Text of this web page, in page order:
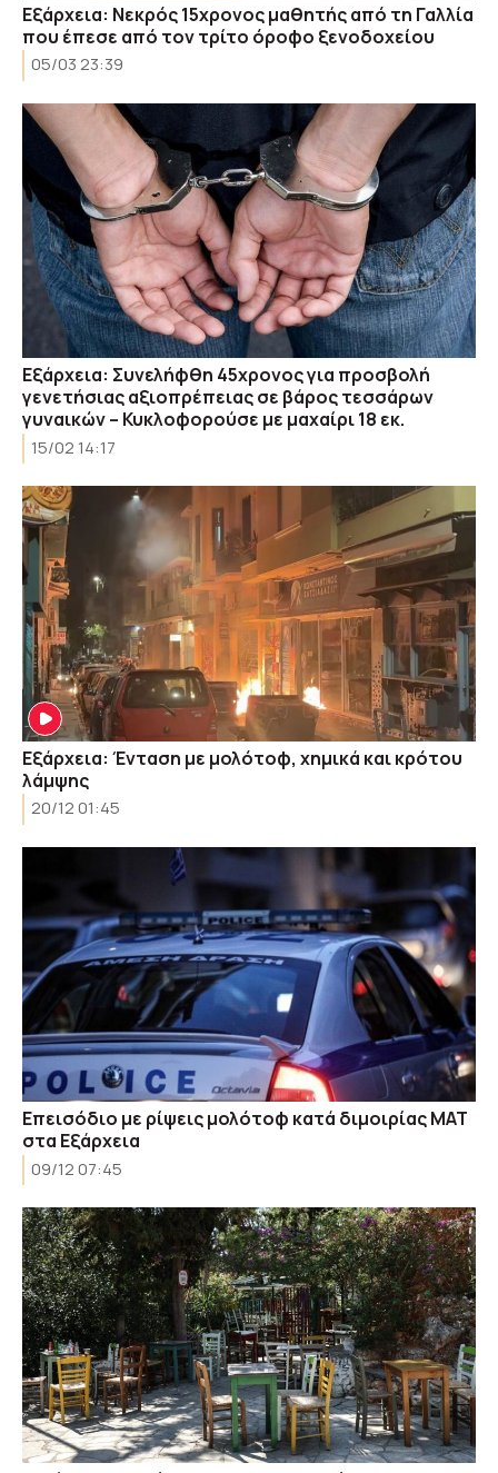
Εξάρχεια: Νεκρός 15χρονος μαθητής από τη Γαλλία
που έπεσε από τον τρίτο όροφο ξενοδοχείου
05/03 23:39
Eξάρχεια: Συνελήφθη 45χρονος για προσβολή
γενετήσιας αξιοπρέπειας σε βάρος τεσσάρων
γυναικών – Κυκλοφορούσε με μαχαίρι 18 εκ.
15/02 14:17
Εξάρχεια: Ένταση με μολότοφ, χημικά και κρότου
λάμψης
20/12 01:45
Επεισόδιο με ρίψεις μολότοφ κατά διμοιρίας ΜΑΤ
στα Εξάρχεια
09/12 07:45